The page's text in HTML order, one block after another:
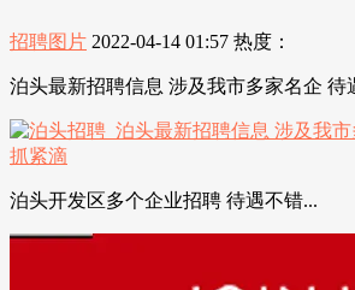
招聘图片 2022-04-14 01:57 热度：
泊头最新招聘信息 涉及我市多家名企 待
泊头开发区多个企业招聘 待遇不错...